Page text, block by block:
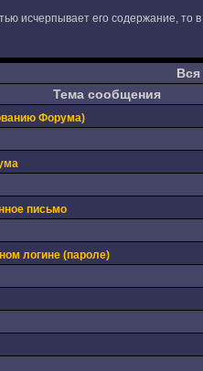
исчерпывает его содержание, то
Вся
Тема сообщения
Форума)
письмо
логине (пароле)